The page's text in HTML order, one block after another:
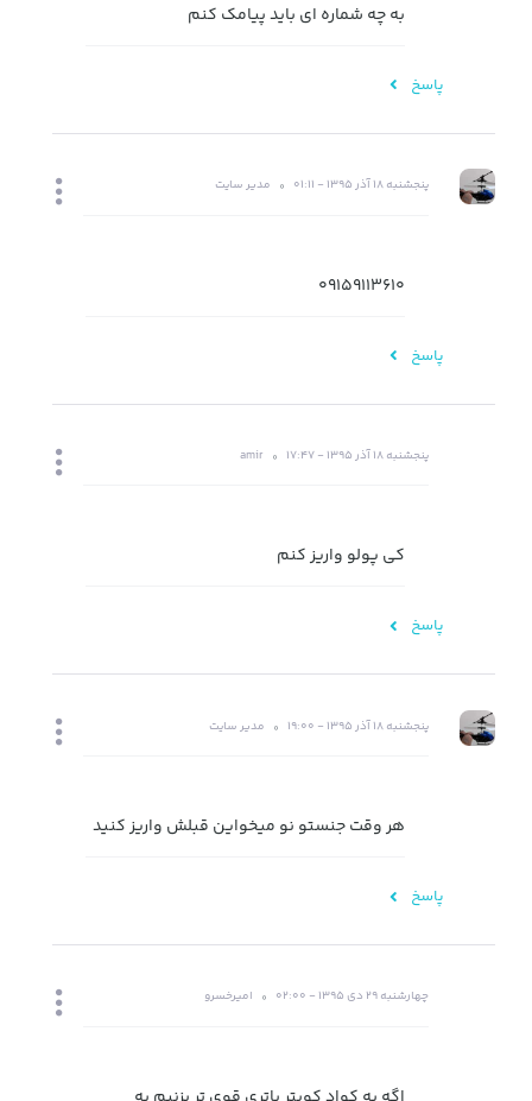
به چه شماره ای باید پیامک کنم
پاسخ
پنجشنبه 18 آذر 1395 - 01:11 مدیر سایت
09159113610
پاسخ
پنجشنبه 18 آذر 1395 - 17:47 amir
کی پولو واریز کنم
پاسخ
پنجشنبه 18 آذر 1395 - 19:00 مدیر سایت
هر وقت جنستو نو میخواین قبلش واریز کنید
پاسخ
چهارشنبه 29 دی 1395 - 02:00 امیرخسرو